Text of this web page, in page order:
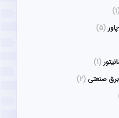
(5)
(1)
صنعتی (2)